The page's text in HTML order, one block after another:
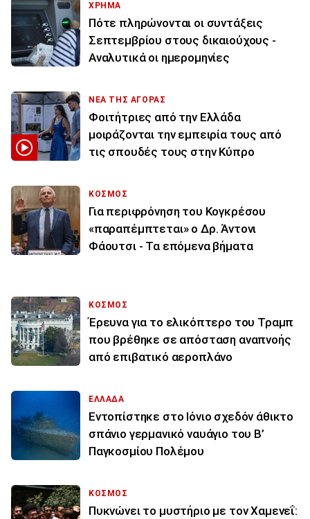
ΧΡΗΜΑ
Πότε πληρώνονται οι συντάξεις
Σεπτεμβρίου στους δικαιούχους -
Αναλυτικά οι ημερομηνίες
ΝΕΑ ΤΗΣ ΑΓΟΡΑΣ
Φοιτήτριες από την Ελλάδα
μοιράζονται την εμπειρία τους από
τις σπουδές τους στην Κύπρο
ΚΟΣΜΟΣ
Για περιφρόνηση του Κογκρέσου
«παραπέμπτεται» ο Δρ. Άντονι
Φάουτσι - Τα επόμενα βήματα
ΚΟΣΜΟΣ
Έρευνα για το ελικόπτερο του Τραμπ
που βρέθηκε σε απόσταση αναπνοής
από επιβατικό αεροπλάνο
ΕΛΛΑΔΑ
Εντοπίστηκε στο Ιόνιο σχεδόν άθικτο
σπάνιο γερμανικό ναυάγιο του Β’
Παγκοσμίου Πολέμου
ΚΟΣΜΟΣ
Πυκνώνει το μυστήριο με τον Χαμενεΐ: